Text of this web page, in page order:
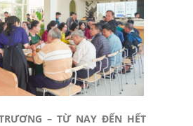
– TỪ NAY ĐẾN HẾT